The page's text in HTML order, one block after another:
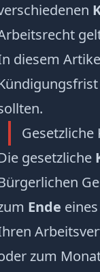
diesem
gesetzliche
Ende
zum